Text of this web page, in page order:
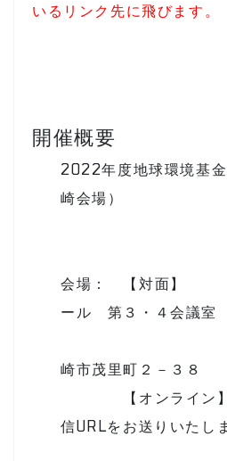
いるリンク先に飛びます。
開催概要
2022年度地球環境基
崎会場）
会場： 【対面】
ール 第３・４会議室
〒852-
崎市茂里町２－３８
【オンライン】
信URLをお送りいたし